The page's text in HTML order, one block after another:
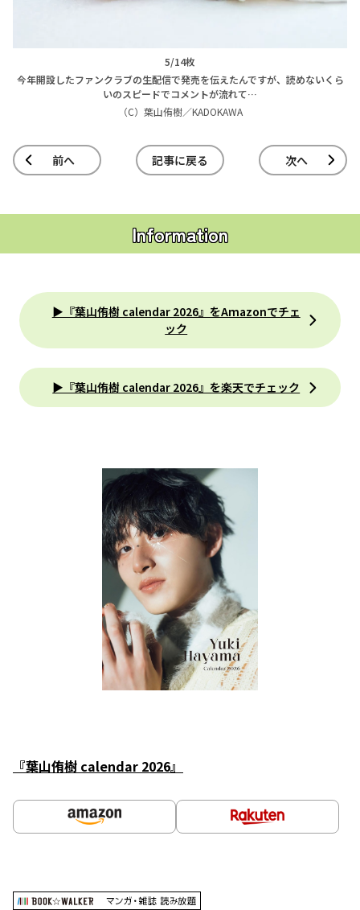
5/14枚
今年開設したファンクラブの生配信で発売を伝えたんですが、読めないくら
いのスピードでコメントが流れて…
（C）葉山侑樹／KADOKAWA
前へ 記事に戻る 次へ
Information
▶『葉山侑樹 calendar 2026』をAmazonでチェ
ック
▶『葉山侑樹 calendar 2026』を楽天でチェック
『葉山侑樹 calendar 2026』